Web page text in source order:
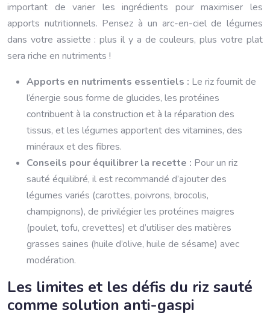
important de varier les ingrédients pour maximiser les
apports nutritionnels. Pensez à un arc-en-ciel de légumes
dans votre assiette : plus il y a de couleurs, plus votre plat
sera riche en nutriments !
Apports en nutriments essentiels : Le riz fournit de
l’énergie sous forme de glucides, les protéines
contribuent à la construction et à la réparation des
tissus, et les légumes apportent des vitamines, des
minéraux et des fibres.
Conseils pour équilibrer la recette : Pour un riz
sauté équilibré, il est recommandé d’ajouter des
légumes variés (carottes, poivrons, brocolis,
champignons), de privilégier les protéines maigres
(poulet, tofu, crevettes) et d’utiliser des matières
grasses saines (huile d’olive, huile de sésame) avec
modération.
Les limites et les défis du riz sauté
comme solution anti-gaspi